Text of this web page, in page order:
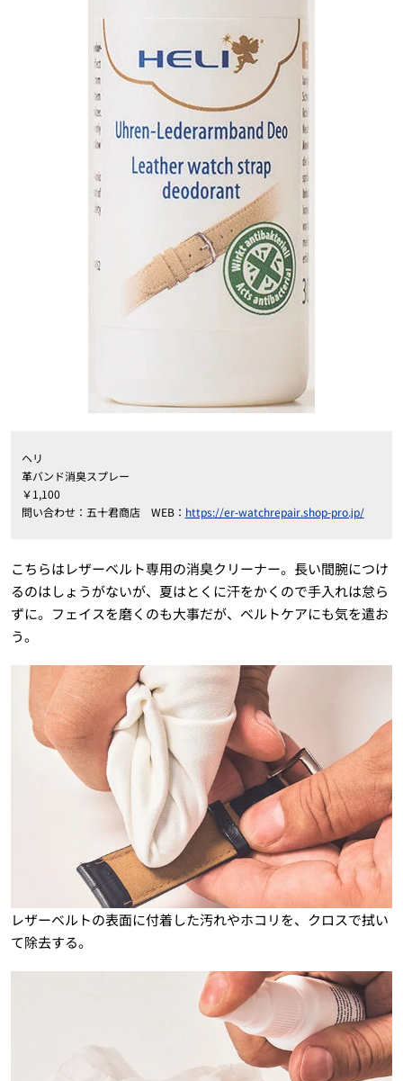
ヘリ
革バンド消臭スプレー
￥1,100
問い合わせ：五十君商店 WEB： https://er-watchrepair.shop-pro.jp/
こちらはレザーベルト専用の消臭クリーナー。長い間腕につけ
るのはしょうがないが、夏はとくに汗をかくので手入れは怠ら
ずに。フェイスを磨くのも大事だが、ベルトケアにも気を遣お
う。
レザーベルトの表面に付着した汚れやホコリを、クロスで拭い
て除去する。